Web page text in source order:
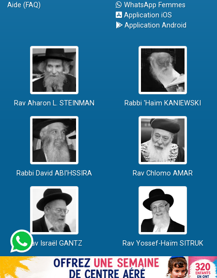
Aide (FAQ)
WhatsApp Femmes
Application iOS
Application Android
Rav Aharon L. STEINMAN Rabbi 'Haïm KANIEWSKI
Rabbi David ABI'HSSIRA Rav Chlomo AMAR
Rav Israël GANTZ Rav Yossef-Haïm SITRUK